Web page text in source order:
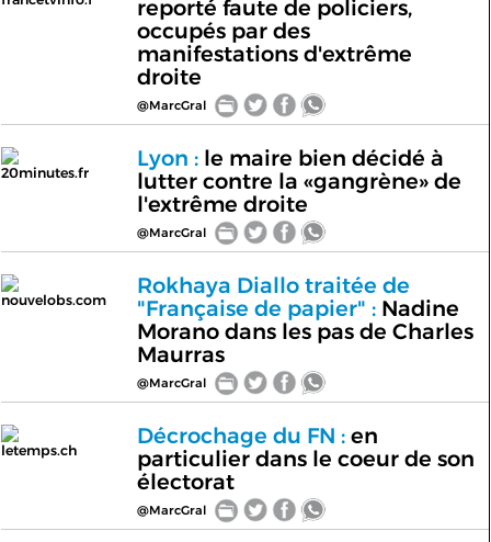
reporté faute de policiers,
occupés par des
manifestations d'extrême
droite
@MarcGral
20minutes.fr
Lyon :le maire bien décidé à
lutter contre la «gangrène» de
l'extrême droite
@MarcGral
nouvelobs.com
Rokhaya Diallo traitée de
"Française de papier" :Nadine
Morano dans les pas de Charles
Maurras
@MarcGral
letemps.ch
Décrochage du FN :en
particulier dans le coeur de son
électorat
@MarcGral